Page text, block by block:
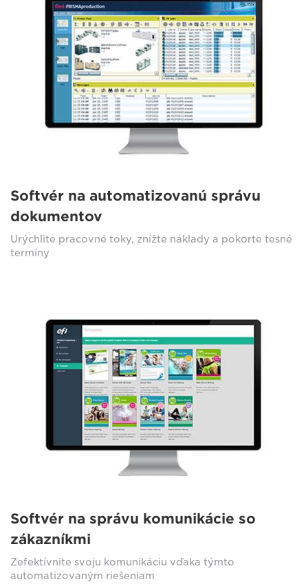
Softvér na automatizovanú správu
dokumentov
Urýchlite pracovné toky, znížte náklady a pokorte tesné
termíny
Softvér na správu komunikácie so
zákazníkmi
Zefektívnite svoju komunikáciu vďaka týmto
automatizovaným riešeniam